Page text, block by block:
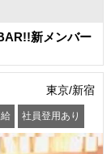
新メンバー
東京/新宿
社員登用あり